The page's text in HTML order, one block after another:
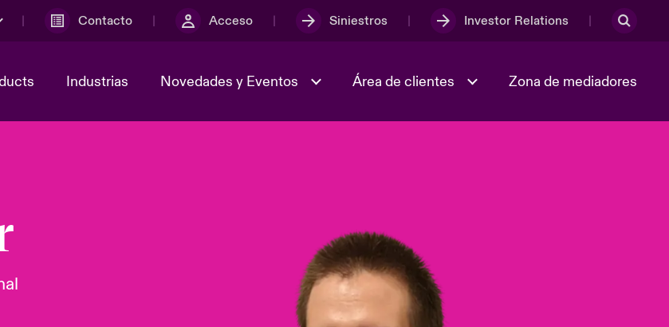
Contacto Acceso Siniestros Investor Relations
de
Industrias Novedades y Eventos Área de clientes Zona de mediadores